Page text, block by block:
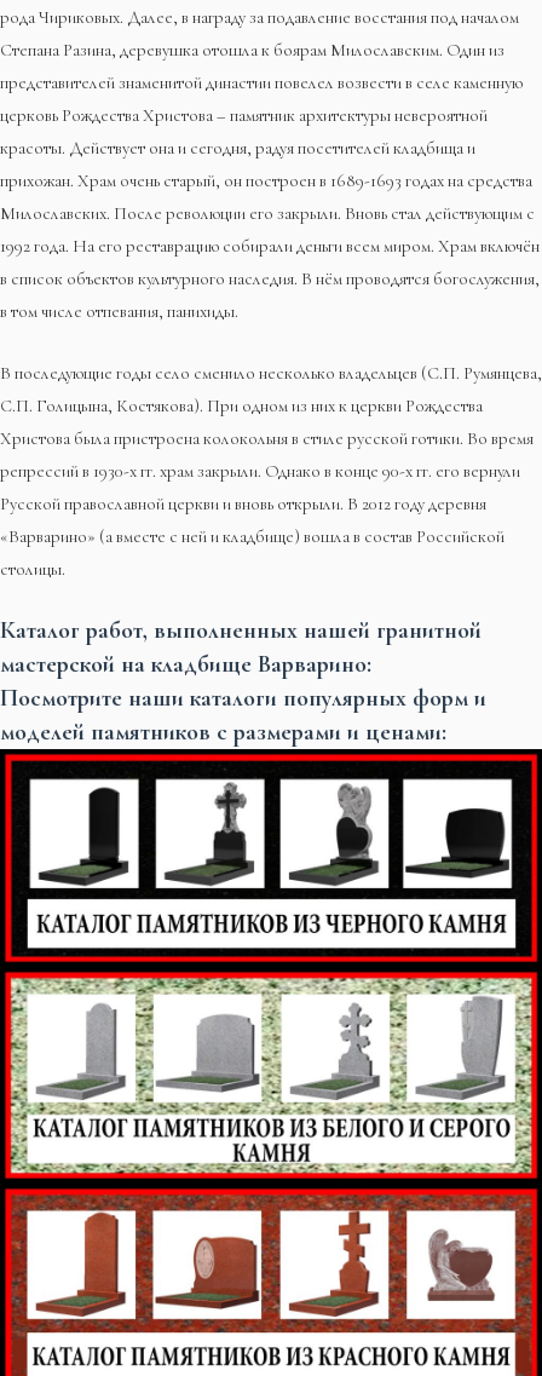
рода Чириковых. Далее, в награду за подавление восстания под началом
Степана Разина, деревушка отошла к боярам Милославским. Один из
представителей знаменитой династии повелел возвести в селе каменную
церковь Рождества Христова – памятник архитектуры невероятной
красоты. Действует она и сегодня, радуя посетителей кладбища и
прихожан. Храм очень старый, он построен в 1689-1693 годах на средства
Милославских. После революции его закрыли. Вновь стал действующим с
1992 года. На его реставрацию собирали деньги всем миром. Храм включён
в список объектов культурного наследия. В нём проводятся богослужения,
в том числе отпевания, панихиды.
В последующие годы село сменило несколько владельцев (С.П. Румянцева,
С.П. Голицына, Костякова). При одном из них к церкви Рождества
Христова была пристроена колокольня в стиле русской готики. Во время
репрессий в 1930-х гг. храм закрыли. Однако в конце 90-х гг. его вернули
Русской православной церкви и вновь открыли. В 2012 году деревня
«Варварино» (а вместе с ней и кладбище) вошла в состав Российской
столицы.
Каталог работ, выполненных нашей гранитной
мастерской на кладбище Варварино:
Посмотрите наши каталоги популярных форм и
моделей памятников с размерами и ценами: